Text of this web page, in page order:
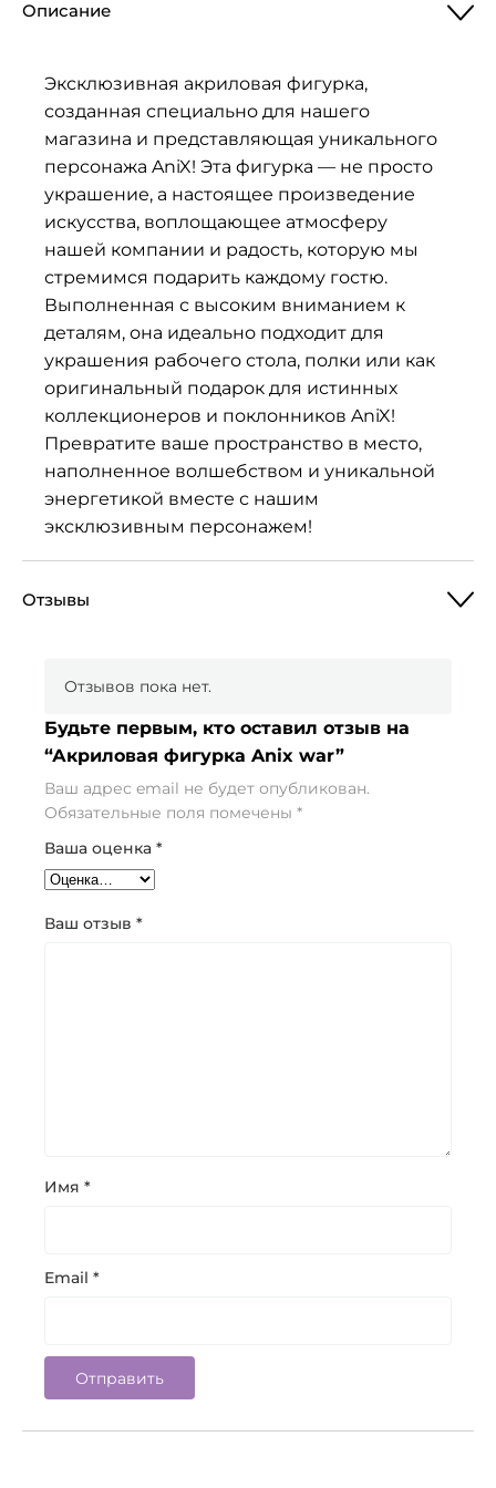
фигурка
war
Описание
Эксклюзивная акриловая фигурка,
созданная специально для нашего
магазина и представляющая уникального
персонажа AniX! Эта фигурка — не просто
украшение, а настоящее произведение
искусства, воплощающее атмосферу
нашей компании и радость, которую мы
стремимся подарить каждому гостю.
Выполненная с высоким вниманием к
деталям, она идеально подходит для
украшения рабочего стола, полки или как
оригинальный подарок для истинных
коллекционеров и поклонников AniX!
Превратите ваше пространство в место,
наполненное волшебством и уникальной
энергетикой вместе с нашим
эксклюзивным персонажем!
Отзывы
Отзывов пока нет.
Будьте первым, кто оставил отзыв на
“Акриловая фигурка Anix war”
Ваш адрес email не будет опубликован.
Обязательные поля помечены *
Ваша оценка *
Ваш отзыв *
Имя *
Email *